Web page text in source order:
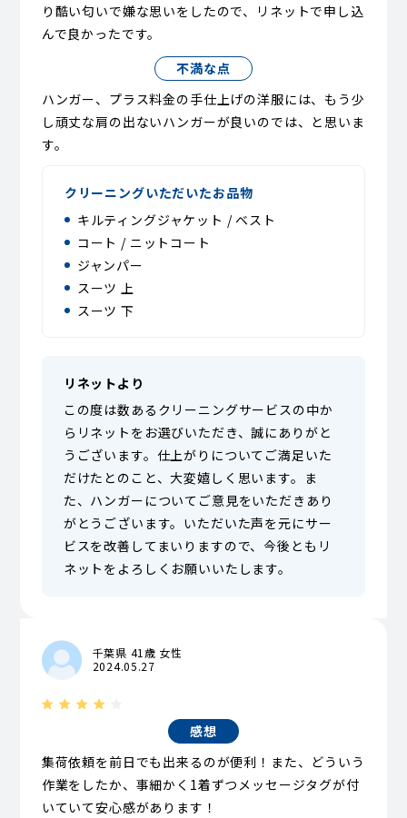
り酷い匂いで嫌な思いをしたので、リネットで申し込
んで良かったです。
不満な点
ハンガー、プラス料金の手仕上げの洋服には、もう少
し頑丈な肩の出ないハンガーが良いのでは、と思いま
す。
クリーニングいただいたお品物
キルティングジャケット / ベスト
コート / ニットコート
ジャンパー
スーツ 上
スーツ 下
リネットより
この度は数あるクリーニングサービスの中か
らリネットをお選びいただき、誠にありがと
うございます。仕上がりについてご満足いた
だけたとのこと、大変嬉しく思います。ま
た、ハンガーについてご意見をいただきあり
がとうございます。いただいた声を元にサー
ビスを改善してまいりますので、今後ともリ
ネットをよろしくお願いいたします。
千葉県 41歳 女性
2024.05.27
感想
集荷依頼を前日でも出来るのが便利！また、どういう
作業をしたか、事細かく1着ずつメッセージタグが付
いていて安心感があります！